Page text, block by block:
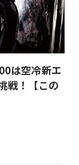
は空冷新エ
戦！【この